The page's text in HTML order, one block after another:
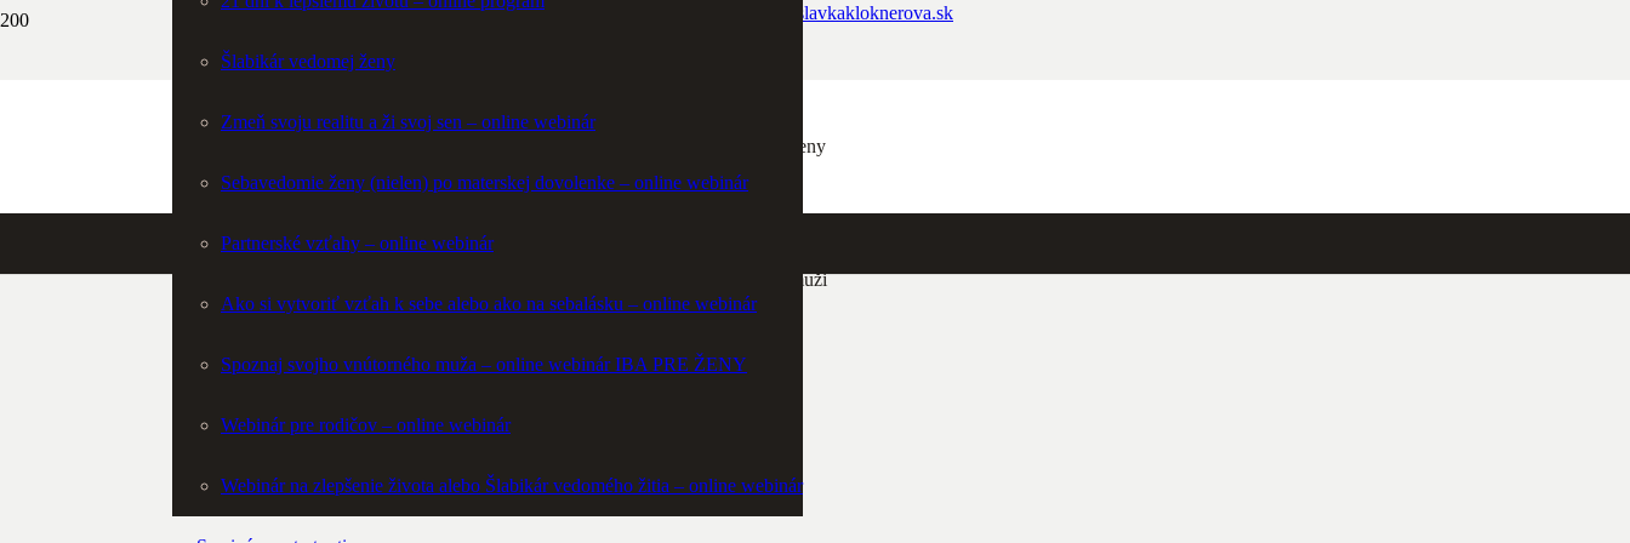
slavka@slavkakloknerova.sk
Zdravé ženy
Šťastní muži
Šlabikár vedomej ženy
Zmeň svoju realitu a ži svoj sen – online webinár
Sebavedomie ženy (nielen) po materskej dovolenke – online webinár
Partnerské vzťahy – online webinár
Ako si vytvoriť vzťah k sebe alebo ako na sebalásku – online webinár
Spoznaj svojho vnútorného muža – online webinár IBA PRE ŽENY
Webinár pre rodičov – online webinár
Webinár na zlepšenie života alebo Šlabikár vedomého žitia – online webinár